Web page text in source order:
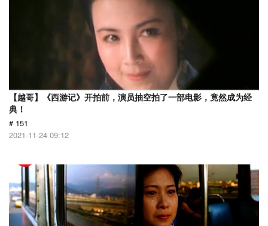
【越哥】《西游记》开拍前，演员抽空拍了一部电影，竟然成为经
典！
# 151
2021-11-24 09:12